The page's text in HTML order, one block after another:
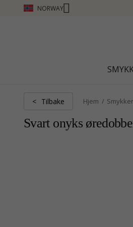
NORWAY
CHANTI CLUB - TJEN POENG SE
< Tilbake Hjem Smykker
Svart onyks